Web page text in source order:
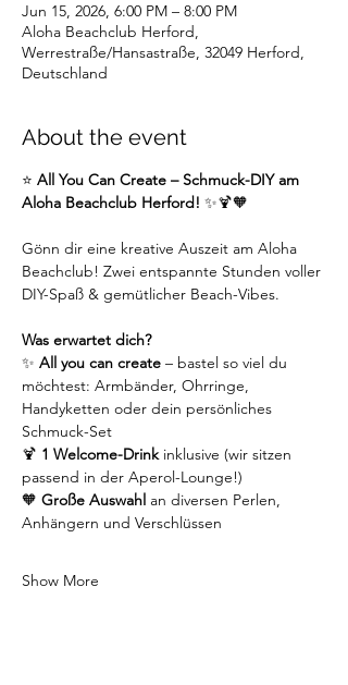
Jun 15, 2026, 6:00 PM – 8:00 PM
Aloha Beachclub Herford,
Werrestraße/Hansastraße, 32049 Herford,
Deutschland
About the event
⭐ All You Can Create – Schmuck-DIY am
Aloha Beachclub Herford! ✨🍹🧡
Gönn dir eine kreative Auszeit am Aloha
Beachclub! Zwei entspannte Stunden voller
DIY-Spaß & gemütlicher Beach-Vibes.
Was erwartet dich?
✨ All you can create – bastel so viel du
möchtest: Armbänder, Ohrringe,
Handyketten oder dein persönliches
Schmuck-Set
🍹 1 Welcome-Drink inklusive (wir sitzen
passend in der Aperol-Lounge!)
🧡 Große Auswahl an diversen Perlen,
Anhängern und Verschlüssen
Show More